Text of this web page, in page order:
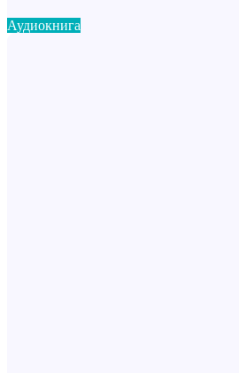
Аудиокнига